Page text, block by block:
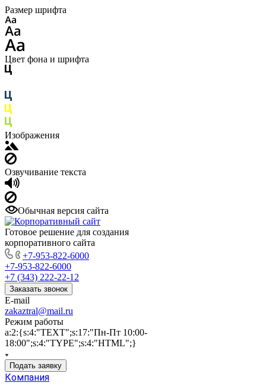
Размер шрифта
Цвет фона и шрифта
Изображения
Озвучивание текста
Обычная версия сайта
Готовое решение для создания
корпоративного сайта
+7-953-822-6000
+7-953-822-6000
+7 (343) 222-22-12
Заказать звонок
E-mail
zakaztral@mail.ru
Режим работы
a:2:{s:4:"TEXT";s:17:"Пн-Пт 10:00-
18:00";s:4:"TYPE";s:4:"HTML";}
Подать заявку
Компания